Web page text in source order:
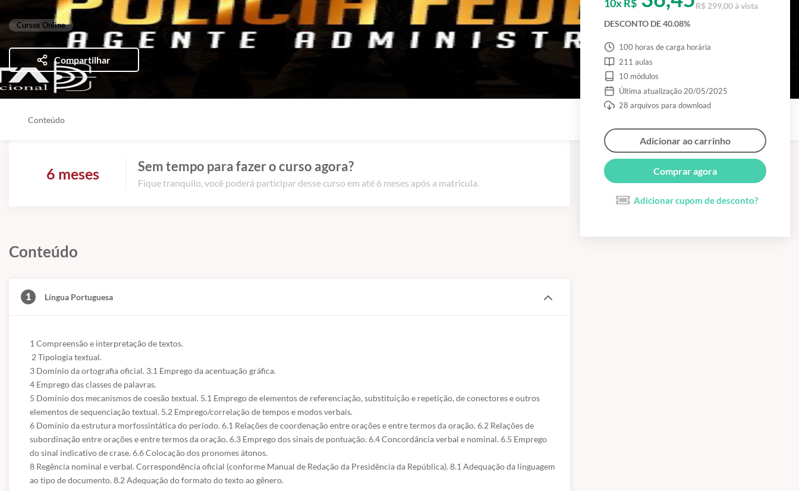
Cursos Online
Compartilhar
Conteúdo
6 meses Sem tempo para fazer o curso agora?
Fique tranquilo, você poderá participar desse curso em até 6 meses após a matrícula.
Conteúdo
1 Língua Portuguesa
1 Compreensão e interpretação de textos.
3 Domínio da ortografia oficial. 3.1 Emprego da acentuação gráfica.
4 Emprego das classes de palavras.
5 Domínio dos mecanismos de coesão textual. 5.1 Emprego de elementos de referenciação, substituição e repetição, de conectores e outros
elementos de sequenciação textual. 5.2 Emprego/correlação de tempos e modos verbais.
6 Domínio da estrutura morfossintática do período. 6.1 Relações de coordenação entre orações e entre termos da oração. 6.2 Relações de
subordinação entre orações e entre termos da oração. 6.3 Emprego dos sinais de pontuação. 6.4 Concordância verbal e nominal. 6.5 Emprego
do sinal indicativo de crase. 6.6 Colocação dos pronomes átonos.
8 Regência nominal e verbal. Correspondência oficial (conforme Manual de Redação da Presidência da República). 8.1 Adequação da linguagem
ao tipo de documento. 8.2 Adequação do formato do texto ao gênero.
10x R$
R$ 299,00 à vista
DESCONTO DE 40.08%
100 horas de carga horária
211 aulas
10 módulos
Última atualização 20/05/2025
28 arquivos para download
Adicionar ao carrinho
Comprar agora
Adicionar cupom de desconto?